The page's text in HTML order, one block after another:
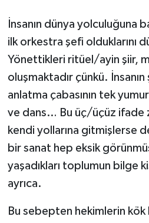
İnsanın dünya yolculuğuna
ilk orkestra şefi olduklarını
Yönettikleri ritüel/ayin şiir,
oluşmaktadır çünkü.
anlatma çabasının tek
ve dans… Bu üç/üçüz ifade
kendi yollarına gitmişlerse
bir sanat hep eksik
yaşadıkları toplumun bilge
ayrıca.
Bu sebepten hekimlerin kök
Laçin
Mecitözü
Oğuzlar
Ortaköy
Sungurlu